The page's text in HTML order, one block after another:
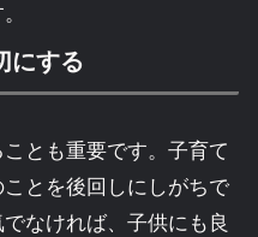
にする
とも重要です。子育て
とを後回しにしがちで
なければ、子供にも良